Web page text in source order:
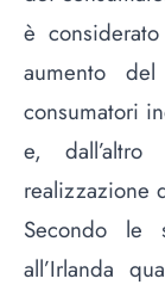
è
aumento
consumatori
e,
realizzazione
Secondo le
all’Irlanda